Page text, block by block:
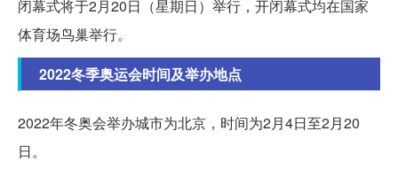
闭幕式将于2月20日（星期日）举行，开闭幕式均在国家
体育场鸟巢举行。
2022冬季奥运会时间及举办地点
2022年冬奥会举办城市为北京，时间为2月4日至2月20
日。